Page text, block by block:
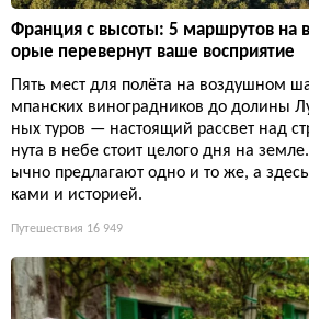
Франция с высоты: 5 маршрутов на
орые перевернут ваше восприятие
Пять мест для полёта на воздушном
мпанских виноградников до долины
ных туров — настоящий рассвет над
нута в небе стоит целого дня на
ычно предлагают одно и то же, а
ками и историей.
Путешествия 16 949